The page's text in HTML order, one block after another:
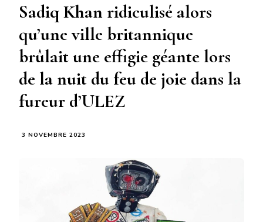
Sadiq Khan ridiculisé alors
qu’une ville britannique
brûlait une effigie géante lors
de la nuit du feu de joie dans la
fureur d’ULEZ
3 NOVEMBRE 2023